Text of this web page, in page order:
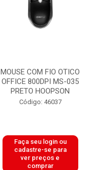
MOUSE COM FIO OTICO
OFFICE 800DPI MS-035
PRETO HOOPSON
Código: 46037
Faça seu login ou
cadastre-se para
ver preços e
comprar